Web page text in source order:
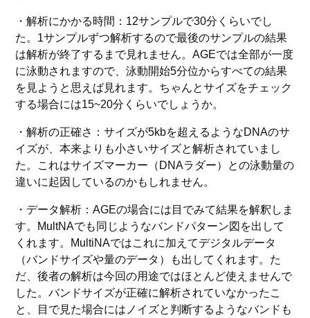
・解析にかかる時間：12サンプルで30分くらいでし
た。1サンプルずつ解析するので最後のサンプルの結果
は解析が終了するまで見れません。AGEでは全部が一度
に泳動されますので、泳動開始5分位からすべての結果
を見ようと思えば見れます。ちゃんとサイズをチェック
する場合には15~20分くらいでしょうか。
・解析の正確さ：サイズが5kbを超えるようなDNAのサ
イズが、本来よりも小さいサイズと解析されていまし
た。これはサイズマーカー（DNAラダー）との泳動量の
違いに起因しているのかもしれません。
・データ解析：AGEの場合には目でみて結果を解釈しま
す。MultNAでも同じようなバンドパターン図を出して
くれます。MultiNAではこれに加えてデジタルデータ
（バンドサイズや量のデータ）も出してくれます。た
だ、後者の解析は今回の用途ではほとんど使えませんで
した。バンドサイズが正確に解析されていなかったこ
と、目で見た場合にはノイズと判断するようなバンドも